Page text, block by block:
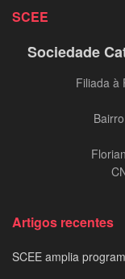
SCEE
Sociedade
Filiada à
Artigos recentes
SCEE amplia